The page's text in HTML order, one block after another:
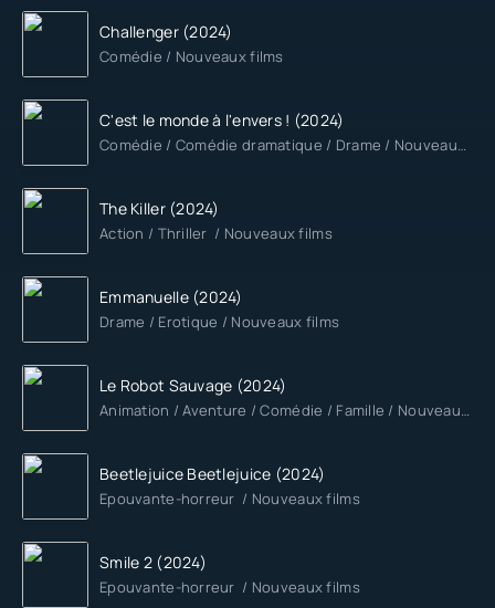
Challenger (2024)
Comédie / Nouveaux films
C'est le monde à l'envers ! (2024)
Comédie / Comédie dramatique / Drame / Nouveaux films
The Killer (2024)
Action / Thriller / Nouveaux films
Emmanuelle (2024)
Drame / Erotique / Nouveaux films
Le Robot Sauvage (2024)
Animation / Aventure / Comédie / Famille / Nouveaux films
Beetlejuice Beetlejuice (2024)
Epouvante-horreur / Nouveaux films
Smile 2 (2024)
Epouvante-horreur / Nouveaux films